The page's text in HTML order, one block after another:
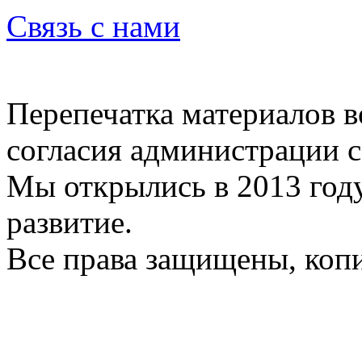
Связь с нами
Перепечатка материалов
согласия администрации
Мы открылись в 2013
развитие.
Все права защищены,